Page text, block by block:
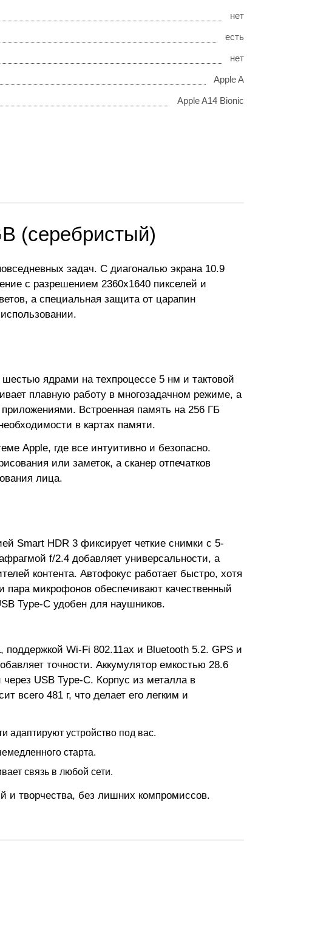
нет
есть
нет
Apple A
Apple A14 Bionic
(серебристый)
задач. С диагональю экрана 10.9
с разрешением 2360x1640 пикселей и
а специальная защита от царапин
ядрами на техпроцессе 5 нм и тактовой
плавную работу в многозадачном режиме, а
Встроенная память на 256 ГБ
в картах памяти.
Apple, где все интуитивно и безопасно.
или заметок, а сканер отпечатков
лица.
Smart HDR 3 фиксирует четкие снимки с 5-
f/2.4 добавляет универсальности, а
контента. Автофокус работает быстро, хотя
пара микрофонов обеспечивают качественный
Type-C удобен для наушников.
Wi-Fi 802.11ax и Bluetooth 5.2. GPS и
точности. Аккумулятор емкостью 28.6
USB Type-C. Корпус из металла в
всего 481 г, что делает его легким и
адаптируют устройство под вас.
старта.
связь в любой сети.
творчества, без лишних компромиссов.